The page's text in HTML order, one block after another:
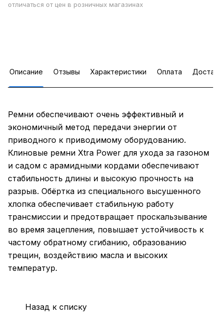
отличаться от цен в розничных магазинах
Описание Отзывы Характеристики Оплата
Ремни обеспечивают очень эффективный и
экономичный метод передачи энергии от
приводного к приводимому оборудованию.
Клиновые ремни Xtra Power для ухода за газоном
и садом с арамидными кордами обеспечивают
стабильность длины и высокую прочность на
разрыв. Обёртка из специального высушенного
хлопка обеспечивает стабильную работу
трансмиссии и предотвращает проскальзывание
во время зацепления, повышает устойчивость к
частому обратному сгибанию, образованию
трещин, воздействию масла и высоких
температур.
Назад к списку